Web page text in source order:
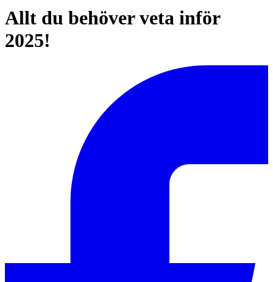
Allt du behöver veta inför
2025!